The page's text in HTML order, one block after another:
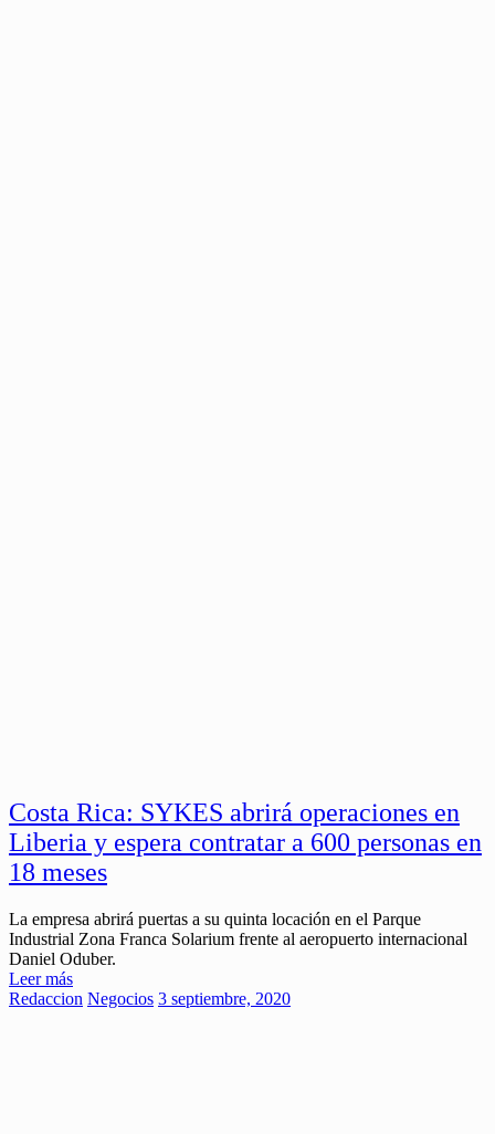
Costa Rica: SYKES abrirá operaciones en
Liberia y espera contratar a 600 personas en
18 meses
La empresa abrirá puertas a su quinta locación en el Parque
Industrial Zona Franca Solarium frente al aeropuerto internacional
Daniel Oduber.
Leer más
Redaccion Negocios 3 septiembre, 2020